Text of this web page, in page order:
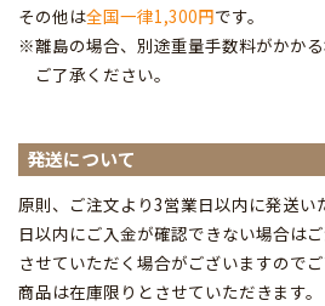
その他は全国一律1,300円です。
※離島の場合、別途重量手数料がかか
ご了承ください。
発送について
原則、ご注文より3営業日以内に発送い
日以内にご入金が確認できない場合は
させていただく場合がございますのでご
商品は在庫限りとさせていただきます。